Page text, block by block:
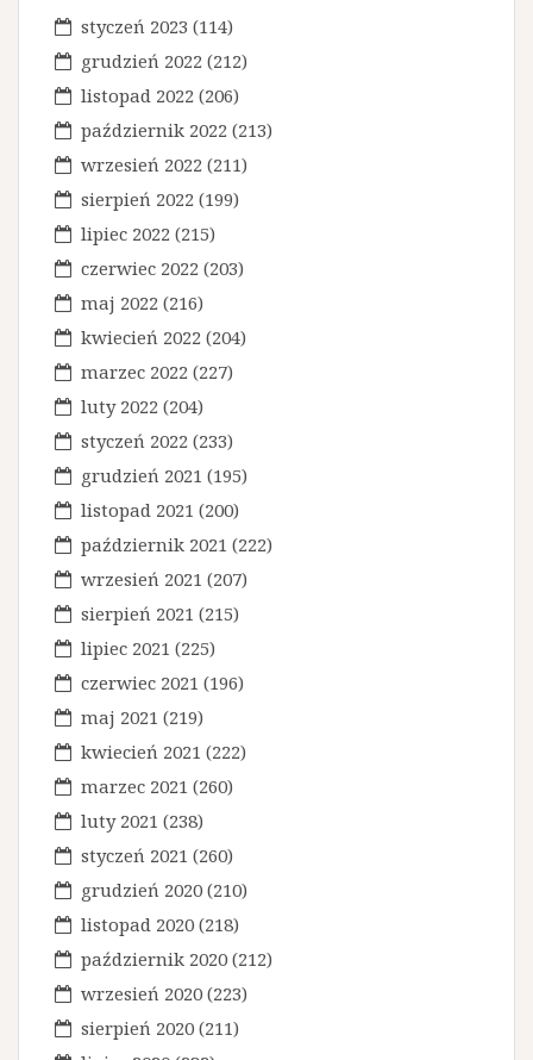
styczeń 2023 (114)
grudzień 2022 (212)
listopad 2022 (206)
październik 2022 (213)
wrzesień 2022 (211)
sierpień 2022 (199)
lipiec 2022 (215)
czerwiec 2022 (203)
maj 2022 (216)
kwiecień 2022 (204)
marzec 2022 (227)
luty 2022 (204)
styczeń 2022 (233)
grudzień 2021 (195)
listopad 2021 (200)
październik 2021 (222)
wrzesień 2021 (207)
sierpień 2021 (215)
lipiec 2021 (225)
czerwiec 2021 (196)
maj 2021 (219)
kwiecień 2021 (222)
marzec 2021 (260)
luty 2021 (238)
styczeń 2021 (260)
grudzień 2020 (210)
listopad 2020 (218)
październik 2020 (212)
wrzesień 2020 (223)
sierpień 2020 (211)